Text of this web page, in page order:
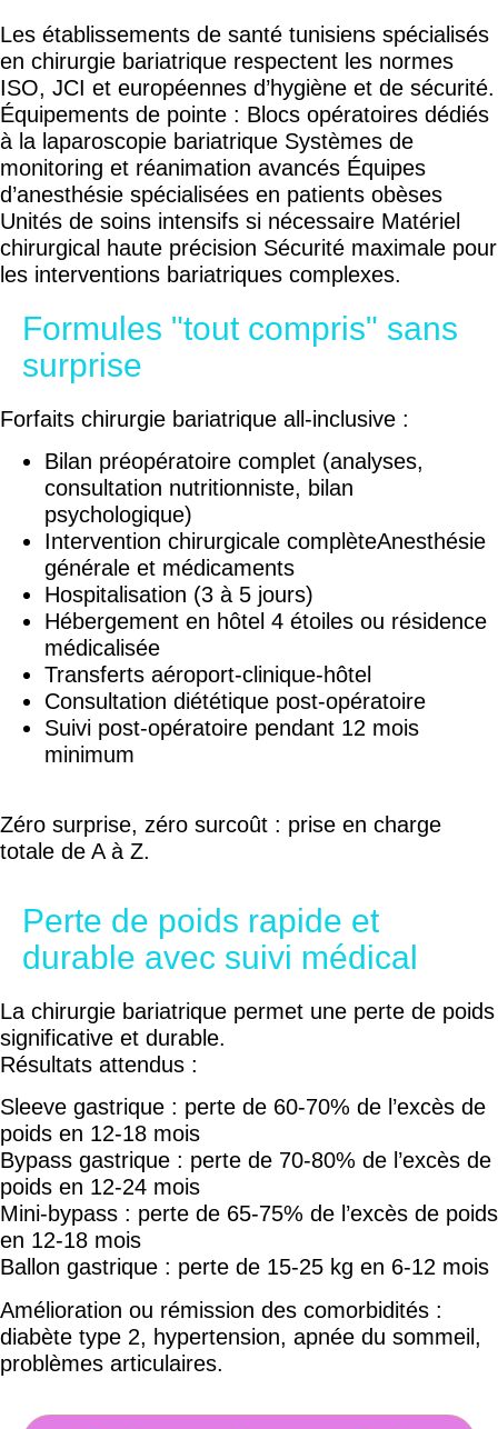
Les établissements de santé tunisiens spécialisés
en chirurgie bariatrique respectent les normes
ISO, JCI et européennes d’hygiène et de sécurité.
Équipements de pointe : Blocs opératoires dédiés
à la laparoscopie bariatrique Systèmes de
monitoring et réanimation avancés Équipes
d’anesthésie spécialisées en patients obèses
Unités de soins intensifs si nécessaire Matériel
chirurgical haute précision Sécurité maximale pour
les interventions bariatriques complexes.
Formules "tout compris" sans
surprise
Forfaits chirurgie bariatrique all-inclusive :
Bilan préopératoire complet (analyses,
consultation nutritionniste, bilan
psychologique)
Intervention chirurgicale complèteAnesthésie
générale et médicaments
Hospitalisation (3 à 5 jours)
Hébergement en hôtel 4 étoiles ou résidence
médicalisée
Transferts aéroport-clinique-hôtel
Consultation diététique post-opératoire
Suivi post-opératoire pendant 12 mois
minimum
Zéro surprise, zéro surcoût : prise en charge
totale de A à Z.
Perte de poids rapide et
durable avec suivi médical
La chirurgie bariatrique permet une perte de poids
significative et durable.
Résultats attendus :
Sleeve gastrique : perte de 60-70% de l’excès de
poids en 12-18 mois
Bypass gastrique : perte de 70-80% de l’excès de
poids en 12-24 mois
Mini-bypass : perte de 65-75% de l’excès de poids
en 12-18 mois
Ballon gastrique : perte de 15-25 kg en 6-12 mois
Amélioration ou rémission des comorbidités :
diabète type 2, hypertension, apnée du sommeil,
problèmes articulaires.